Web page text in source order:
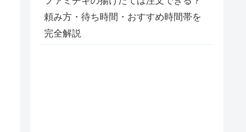
頼み方・待ち時間・おすすめ時間帯を
完全解説